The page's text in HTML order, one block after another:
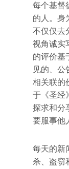
每个基督
的人。身
不仅仅去
视角诚实
的评价基
见的、公
相关联的
于《圣经
探求和分
要服事他
每天的新
杀、盗窃